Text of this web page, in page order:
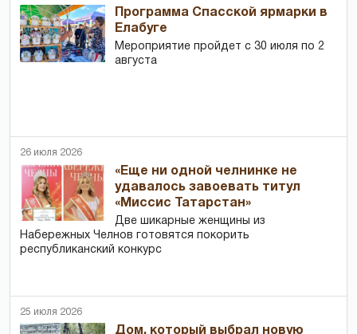
Программа Спасской ярмарки в
Елабуге
Мероприятие пройдет с 30 июля по 2
августа
26 июля 2026
«Еще ни одной челнинке не
удавалось завоевать титул
«Миссис Татарстан»
Две шикарные женщины из
Набережных Челнов готовятся покорить
республиканский конкурс
25 июля 2026
Дом, который выбрал новую